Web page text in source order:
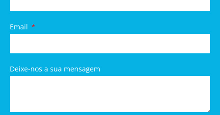
Email
Deixe-nos a sua mensagem